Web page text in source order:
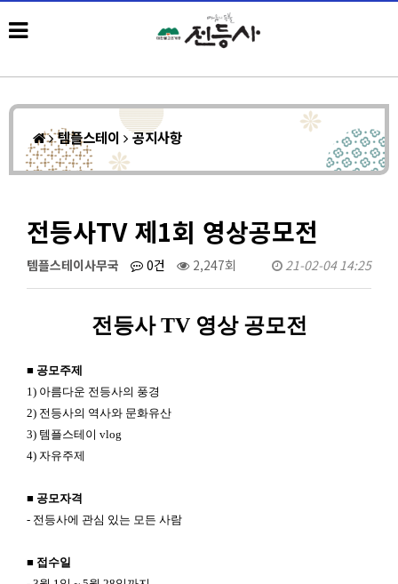
템플스테이 공지사항
전등사TV 제1회 영상공모전
템플스테이사무국 0건 2,247회 21-02-04 14:25
전등사TV 영상 공모전
■ 공모주제
1) 아름다운 전등사의 풍경
2) 전등사의 역사와 문화유산
3) 템플스테이 vlog
4) 자유주제
■ 공모자격
- 전등사에 관심 있는 모든 사람
■ 접수일